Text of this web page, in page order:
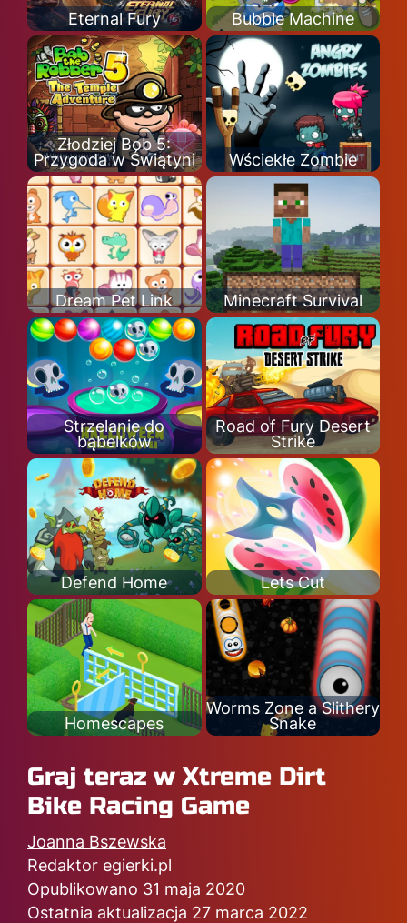
Eternal Fury Bubble Machine
Złodziej Bob 5:
Przygoda w Świątyni
Wściekłe Zombie
Dream Pet Link Minecraft Survival
Strzelanie do
bąbelków
Road of Fury Desert
Strike
Defend Home Lets Cut
Homescapes
Worms Zone a Slithery
Snake
Graj teraz w Xtreme Dirt
Bike Racing Game
Joanna Bszewska
Redaktor egierki.pl
Opublikowano 31 maja 2020
Ostatnia aktualizacja 27 marca 2022